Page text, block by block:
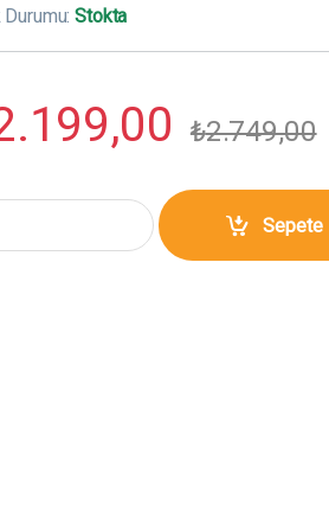
Durumu:Stokta
₺2.749,00
200 Profesyonel Tripod miktar
Sepete